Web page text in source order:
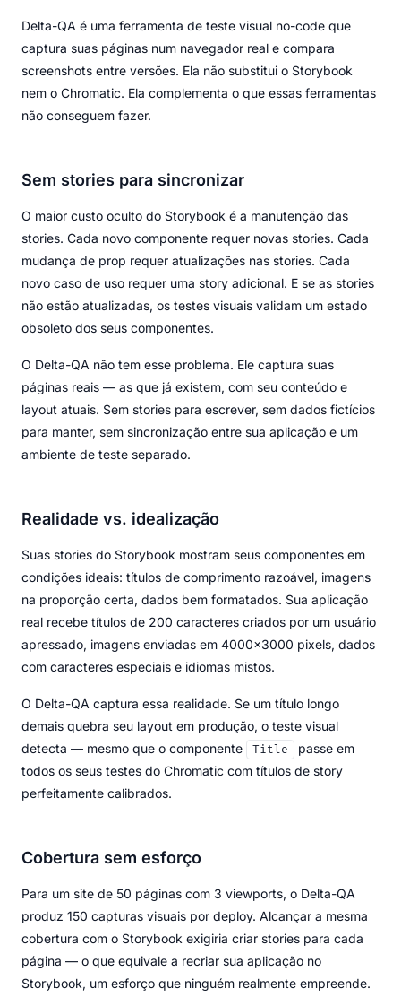
Delta-QA é uma ferramenta de teste visual no-code que
captura suas páginas num navegador real e compara
screenshots entre versões. Ela não substitui o Storybook
nem o Chromatic. Ela complementa o que essas ferramentas
não conseguem fazer.
Sem stories para sincronizar
O maior custo oculto do Storybook é a manutenção das
stories. Cada novo componente requer novas stories. Cada
mudança de prop requer atualizações nas stories. Cada
novo caso de uso requer uma story adicional. E se as stories
não estão atualizadas, os testes visuais validam um estado
obsoleto dos seus componentes.
O Delta-QA não tem esse problema. Ele captura suas
páginas reais — as que já existem, com seu conteúdo e
layout atuais. Sem stories para escrever, sem dados fictícios
para manter, sem sincronização entre sua aplicação e um
ambiente de teste separado.
Realidade vs. idealização
Suas stories do Storybook mostram seus componentes em
condições ideais: títulos de comprimento razoável, imagens
na proporção certa, dados bem formatados. Sua aplicação
real recebe títulos de 200 caracteres criados por um usuário
apressado, imagens enviadas em 4000x3000 pixels, dados
com caracteres especiais e idiomas mistos.
O Delta-QA captura essa realidade. Se um título longo
demais quebra seu layout em produção, o teste visual
detecta — mesmo que o componente
Title
passe em
todos os seus testes do Chromatic com títulos de story
perfeitamente calibrados.
Cobertura sem esforço
Para um site de 50 páginas com 3 viewports, o Delta-QA
produz 150 capturas visuais por deploy. Alcançar a mesma
cobertura com o Storybook exigiria criar stories para cada
página — o que equivale a recriar sua aplicação no
Storybook, um esforço que ninguém realmente empreende.